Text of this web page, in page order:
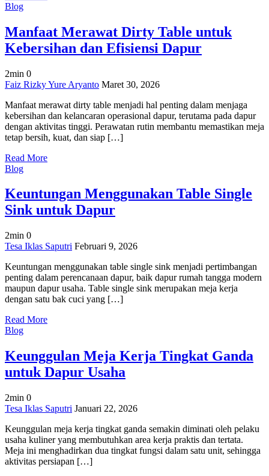
Profesional
Blog
Manfaat Merawat Dirty Table untuk
Kebersihan dan Efisiensi Dapur
2min 0
on
Merawat
Dirty
Table
untuk
dan
Efisiensi
Faiz Rizky Yure Aryanto Maret 30, 2026
Manfaat merawat dirty table menjadi hal penting dalam menjaga
kebersihan dan kelancaran operasional dapur, terutama pada dapur
dengan aktivitas tinggi. Perawatan rutin membantu memastikan meja
tetap bersih, kuat, dan siap […]
Read More
Blog
Keuntungan Menggunakan Table Single
Sink untuk Dapur
2min 0
on
Menggunakan
Table
Single
Sink
Dapur
Tesa Iklas Saputri Februari 9, 2026
Keuntungan menggunakan table single sink menjadi pertimbangan
penting dalam perencanaan dapur, baik dapur rumah tangga modern
maupun dapur usaha. Table single sink merupakan meja kerja
dengan satu bak cuci yang […]
Read More
Blog
Keunggulan Meja Kerja Tingkat Ganda
untuk Dapur Usaha
2min 0
on
Meja
Kerja
Tingkat
Ganda
Tesa Iklas Saputri Januari 22, 2026
Keunggulan meja kerja tingkat ganda semakin diminati oleh pelaku
usaha kuliner yang membutuhkan area kerja praktis dan tertata.
Meja ini menghadirkan dua tingkat fungsi dalam satu unit, sehingga
aktivitas persiapan […]